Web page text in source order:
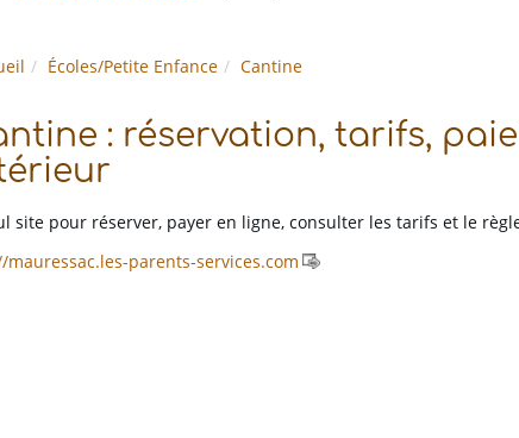
Écoles/Petite Enfance Cantine
: réservation, tarifs,
site pour réserver, payer en ligne, consulter les tarifs et le
mauressac.les-parents-services.com